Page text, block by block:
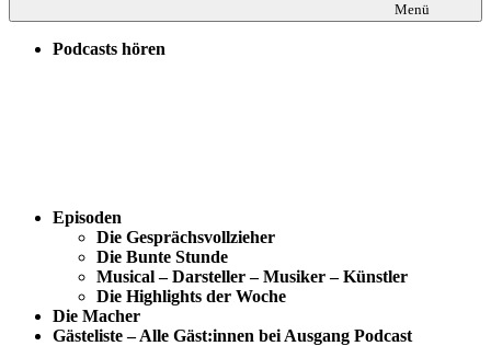
Menü
Podcasts hören
Episoden
Die Gesprächsvollzieher
Die Bunte Stunde
Musical – Darsteller – Musiker – Künstler
Die Highlights der Woche
Die Macher
Gästeliste – Alle Gäst:innen bei Ausgang Podcast